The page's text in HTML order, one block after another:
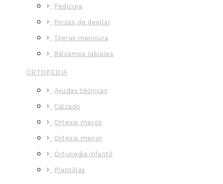
Pedicura
Pinzas de depilar
Tijeras manicura
Bálsamos labiales
ORTOPEDIA
Ayudas técnicas
Calzado
Ortesis mayos
Ortesis menor
Ortopedia infantil
Plantillas